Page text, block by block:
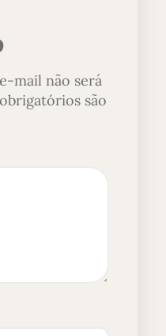
mail não será
são